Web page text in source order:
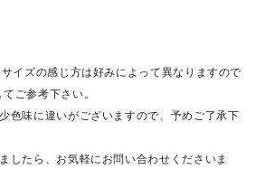
イズの感じ方は好みによって異なりますので
ご参考下さい。
色味に違いがございますので、予めご了承下
したら、お気軽にお問い合わせくださいま